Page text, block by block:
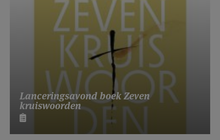
Lanceringsavond boek Zeven
kruiswoorden